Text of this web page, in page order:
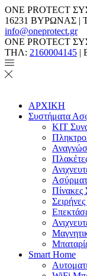
ONE PROTECT
16231 ΒΥΡΩΝΑΣ |
info@oneprotect.gr
ONE PROTECT
ΤΗΛ: 2160004145 |
ΑΡΧΙΚΗ
Συστήματα
ΚΙΤ
Πίνακες
Smart Home